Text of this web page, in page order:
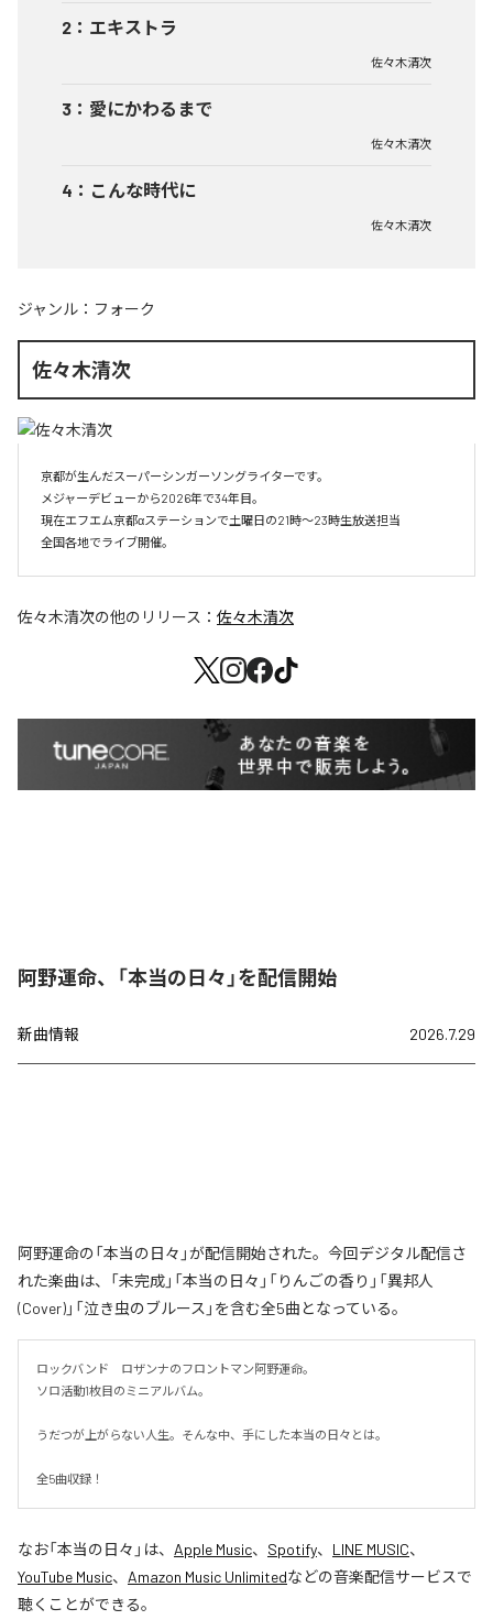
2 ： エキストラ
佐々木清次
3 ： 愛にかわるまで
佐々木清次
4 ： こんな時代に
佐々木清次
ジャンル： フォーク
佐々木清次
京都が生んだスーパーシンガーソングライターです。
メジャーデビューから2026年で34年目。
現在エフエム京都αステーションで土曜日の21時～23時生放送担当
全国各地でライブ開催。
佐々木清次の他のリリース： 佐々木清次
阿野運命、「本当の日々」を配信開始
新曲情報 2026.7.29
阿野運命の「本当の日々」が配信開始された。今回デジタル配信さ
れた楽曲は、「未完成」「本当の日々」「りんごの香り」「異邦人
(Cover)」「泣き虫のブルース」を含む全5曲となっている。
ロックバンド　ロザンナのフロントマン阿野運命。
ソロ活動1枚目のミニアルバム。
うだつが上がらない人生。そんな中、手にした本当の日々とは。
全5曲収録！
なお「本当の日々 」は、 Apple Music、 Spotify、 LINE MUSIC、
YouTube Music、 Amazon Music Unlimitedなどの音楽配信サービスで
聴くことができる。